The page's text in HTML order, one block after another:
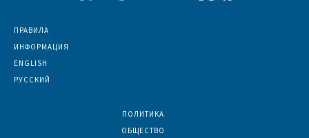
ПРАВИЛА
ИНФОРМАЦИЯ
ENGLISH
РУССКИЙ
ПОЛИТИКА
ОБЩЕСТВО